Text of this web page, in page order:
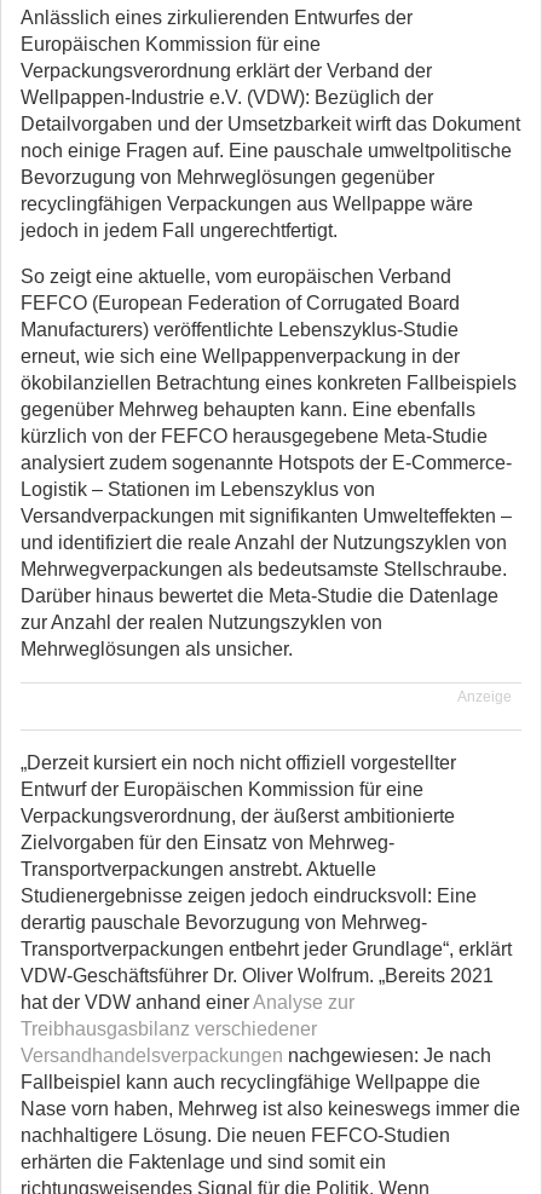
Anlässlich eines zirkulierenden Entwurfes der
Europäischen Kommission für eine
Verpackungsverordnung erklärt der Verband der
Wellpappen-Industrie e.V. (VDW): Bezüglich der
Detailvorgaben und der Umsetzbarkeit wirft das Dokument
noch einige Fragen auf. Eine pauschale umweltpolitische
Bevorzugung von Mehrweglösungen gegenüber
recyclingfähigen Verpackungen aus Wellpappe wäre
jedoch in jedem Fall ungerechtfertigt.
So zeigt eine aktuelle, vom europäischen Verband
FEFCO (European Federation of Corrugated Board
Manufacturers) veröffentlichte Lebenszyklus-Studie
erneut, wie sich eine Wellpappenverpackung in der
ökobilanziellen Betrachtung eines konkreten Fallbeispiels
gegenüber Mehrweg behaupten kann. Eine ebenfalls
kürzlich von der FEFCO herausgegebene Meta-Studie
analysiert zudem sogenannte Hotspots der E-Commerce-
Logistik – Stationen im Lebenszyklus von
Versandverpackungen mit signifikanten Umwelteffekten –
und identifiziert die reale Anzahl der Nutzungszyklen von
Mehrwegverpackungen als bedeutsamste Stellschraube.
Darüber hinaus bewertet die Meta-Studie die Datenlage
zur Anzahl der realen Nutzungszyklen von
Mehrweglösungen als unsicher.
Anzeige
„Derzeit kursiert ein noch nicht offiziell vorgestellter
Entwurf der Europäischen Kommission für eine
Verpackungsverordnung, der äußerst ambitionierte
Zielvorgaben für den Einsatz von Mehrweg-
Transportverpackungen anstrebt. Aktuelle
Studienergebnisse zeigen jedoch eindrucksvoll: Eine
derartig pauschale Bevorzugung von Mehrweg-
Transportverpackungen entbehrt jeder Grundlage“, erklärt
VDW-Geschäftsführer Dr. Oliver Wolfrum. „Bereits 2021
hat der VDW anhand einerAnalyse zur
Treibhausgasbilanz verschiedener
Versandhandelsverpackungen nachgewiesen: Je nach
Fallbeispiel kann auch recyclingfähige Wellpappe die
Nase vorn haben, Mehrweg ist also keineswegs immer die
nachhaltigere Lösung. Die neuen FEFCO-Studien
erhärten die Faktenlage und sind somit ein
richtungsweisendes Signal für die Politik. Wenn